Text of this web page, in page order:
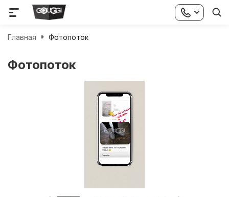
Главная Фотопоток
Фотопоток